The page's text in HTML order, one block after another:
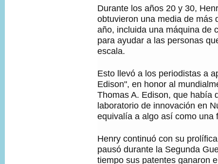
E
L
A
I
M
A
N
,
e
f
o
t
o
,
Durante los años 20 y 30,
obtuvieron una media de más
año, incluida una máquina de
para ayudar a las personas
escala.
Esto llevó a los periodistas a
Edison", en honor al
Thomas A. Edison, que había
laboratorio de innovación en
equivalía a algo así como una
Henry continuó con su
pausó durante la Segunda
tiempo sus patentes ganaron